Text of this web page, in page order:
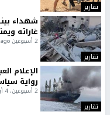
تقارير
تقارير
شهداء
غاراته
2 أسبوعين ago
تقارير
الإعلام
رواية
2 أسبوعين، 4 أيام ago